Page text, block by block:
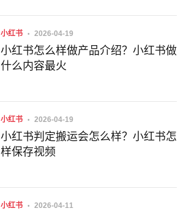
小红书 2026-04-19
小红书怎么样做产品介绍？小红书做
什么内容最火
小红书 2026-04-19
小红书判定搬运会怎么样？小红书怎
样保存视频
小红书 2026-04-11